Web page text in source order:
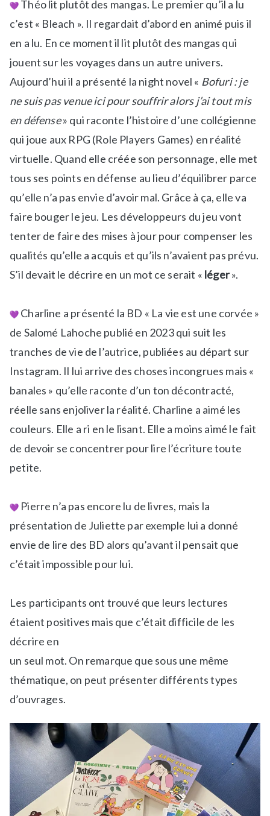
Théo lit plutôt des mangas. Le premier qu’il a lu
c’est « Bleach ». Il regardait d’abord en animé puis il
en a lu. En ce moment il lit plutôt des mangas qui
jouent sur les voyages dans un autre univers.
Aujourd’hui il a présenté la night novel « Bofuri : je
ne suis pas venue ici pour souffrir alors j’ai tout mis
en défense» qui raconte l’histoire d’une collégienne
qui joue aux RPG (Role Players Games) en réalité
virtuelle. Quand elle créée son personnage, elle met
tous ses points en défense au lieu d’équilibrer parce
qu’elle n’a pas envie d’avoir mal. Grâce à ça, elle va
faire bouger le jeu. Les développeurs du jeu vont
tenter de faire des mises à jour pour compenser les
qualités qu’elle a acquis et qu’ils n’avaient pas prévu.
S’il devait le décrire en un mot ce serait « léger».
Charline a présenté la BD « La vie est une corvée »
de Salomé Lahoche publié en 2023 qui suit les
tranches de vie de l’autrice, publiées au départ sur
Instagram. Il lui arrive des choses incongrues mais «
banales » qu’elle raconte d’un ton décontracté,
réelle sans enjoliver la réalité. Charline a aimé les
couleurs. Elle a ri en le lisant. Elle a moins aimé le fait
de devoir se concentrer pour lire l’écriture toute
petite.
Pierre n’a pas encore lu de livres, mais la
présentation de Juliette par exemple lui a donné
envie de lire des BD alors qu’avant il pensait que
c’était impossible pour lui.
Les participants ont trouvé que leurs lectures
étaient positives mais que c’était difficile de les
décrire en
un seul mot. On remarque que sous une même
thématique, on peut présenter différents types
d’ouvrages.